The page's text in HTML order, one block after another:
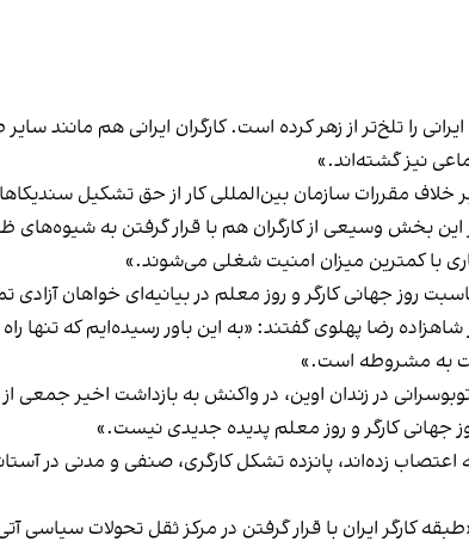
را تلخ‌تر از زهر کرده است. کارگران ایرانی هم مانند
نیز گشته‌اند.»
بر خلاف مقررات سازمان‌ بین‌المللی کار از حق تشکیل
وسیعی از کارگران هم با قرار گرفتن به شیوه‌های
با کمترین میزان امنیت شغلی می‌شوند.»
جهانی کارگر و روز معلم در بیانیه‌ای خواهان آزادی
رضا پهلوی گفتند: «به این باور رسیده‌ایم که تنها
به مشروطه است.»
در زندان اوین، در واکنش به بازداشت اخیر جمعی از
جهانی کارگر و روز معلم پدیده جدیدی نیست.»
زده‌اند، پانزده تشکل کارگری، صنفی و مدنی در آستانه
کارگر ایران با قرار گرفتن در مرکز ثقل تحولات